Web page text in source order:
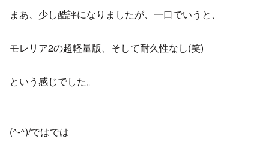
まあ、少し酷評になりましたが、一口でいうと、
モレリア2の超軽量版、そして耐久性なし(笑)
という感じでした。
(^-^)/ではでは